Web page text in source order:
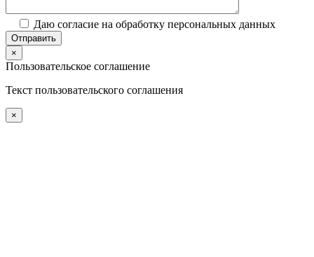
Даю согласие на обработку персональных данных
×
Пользовательское соглашение
Текст пользовательского соглашения
×